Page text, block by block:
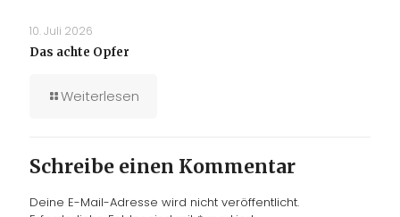
10. Juli 2026
Das achte Opfer
Weiterlesen
Schreibe einen Kommentar
Deine E-Mail-Adresse wird nicht veröffentlicht.